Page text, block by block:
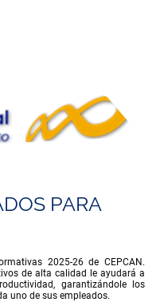
PARA
2025-26 de CEPCAN.
de alta calidad le ayudará a
garantizándole los
uno de sus empleados.